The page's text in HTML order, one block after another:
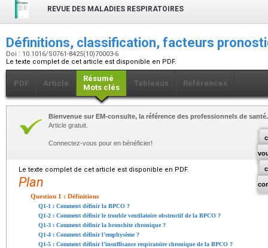
REVUE DES MALADIES RESPIRATOIRES
Définitions, classification, facteurs
Doi : 10.1016/S0761-8425(10)70003-6
Le texte complet de cet article est disponible en PDF.
PDF Article
Résumé
Mots clés
Tableaux Références
Bienvenue sur EM-consulte, la référence des professionnels de santé.
Article gratuit.
Connectez-vous pour en bénéficier!
Le texte complet de cet article est disponible en PDF.
Plan
Question 1 : Définitions
Q1-1 : Comment définir la BPCO ?
Q1-2 : Comment définir le trouble ventilatoire obstructif de la BPCO ?
Q1-3 : Comment définir la bronchite chronique ?
Q1-4 : Comment définir l’emphysème ?
Q1-5 : Comment définir l’insuffisance respiratoire chronique de la BPCO ?